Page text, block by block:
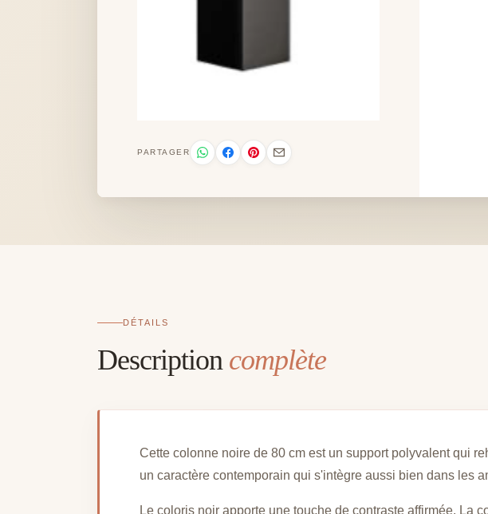
PARTAGER
DÉTAILS
Description complète
Cette colonne noire de 80 cm est un support polyvalent qui
un caractère contemporain qui s'intègre aussi bien dans les
Le coloris noir apporte une touche de contraste affirmée. La